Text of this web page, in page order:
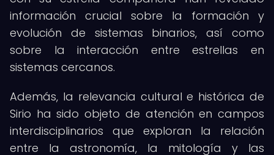
información crucial sobre la formación y
evolución de sistemas binarios, así como
sobre la interacción entre estrellas en
sistemas cercanos.
Además, la relevancia cultural e histórica de
Sirio ha sido objeto de atención en campos
interdisciplinarios que exploran la relación
entre la astronomía, la mitología y las